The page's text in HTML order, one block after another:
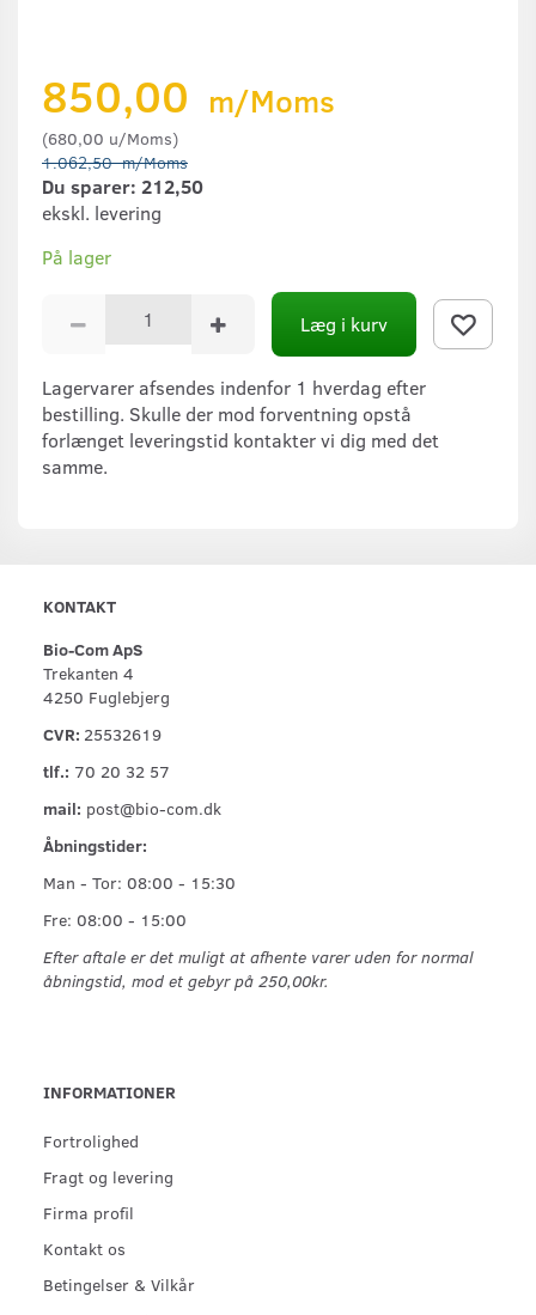
850,00 m/Moms
(680,00 u/Moms)
1.062,50m/Moms
Du sparer: 212,50
ekskl. levering
På lager
Læg i kurv
Lagervarer afsendes indenfor 1 hverdag efter
bestilling. Skulle der mod forventning opstå
forlænget leveringstid kontakter vi dig med det
samme.
KONTAKT
Bio-Com ApS
Trekanten 4
4250 Fuglebjerg
CVR: 25532619
tlf.: 70 20 32 57
mail: post@bio-com.dk
Åbningstider:
Man - Tor: 08:00 - 15:30
Fre: 08:00 - 15:00
Efter aftale er det muligt at afhente varer uden for normal
åbningstid, mod et gebyr på 250,00kr.
INFORMATIONER
Fortrolighed
Fragt og levering
Firma profil
Kontakt os
Betingelser & Vilkår